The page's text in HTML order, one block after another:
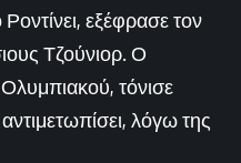
εξέφρασε τον
Τζούνιορ. Ο
τόνισε
λόγω της